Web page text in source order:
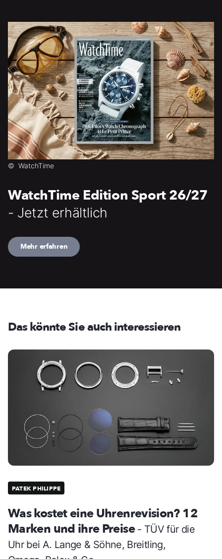
© WatchTime
WatchTime Edition Sport 26/27
- Jetzt erhältlich
Mehr erfahren
Das könnte Sie auch interessieren
PATEK PHILIPPE
Was kostet eine Uhrenrevision? 12
Marken und ihre Preise - TÜV für die
Uhr bei A. Lange & Söhne, Breitling,